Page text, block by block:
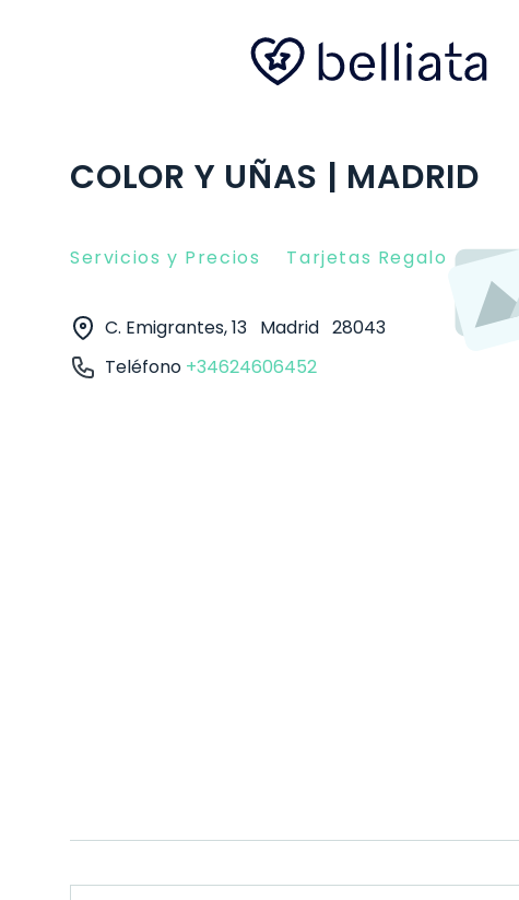
COLOR Y UÑAS | MADRID
Servicios y Precios Tarjetas Regalo
C. Emigrantes, 13 Madrid 28043
Teléfono +34624606452